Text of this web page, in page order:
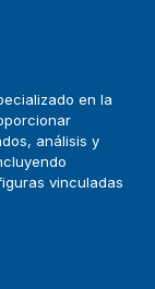
en la
análisis y
vinculadas